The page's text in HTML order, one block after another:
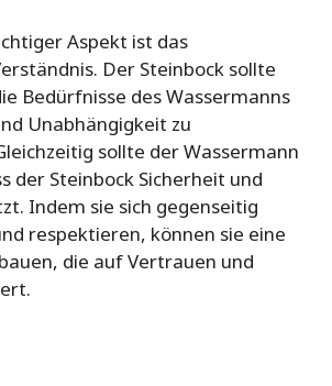
Aspekt ist das
Der Steinbock sollte
Bedürfnisse des Wassermanns
Unabhängigkeit zu
sollte der Wassermann
der Steinbock Sicherheit und
Indem sie sich gegenseitig
respektieren, können sie eine
die auf Vertrauen und